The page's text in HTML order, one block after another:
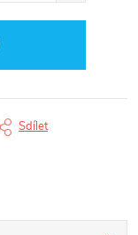
Sdílet